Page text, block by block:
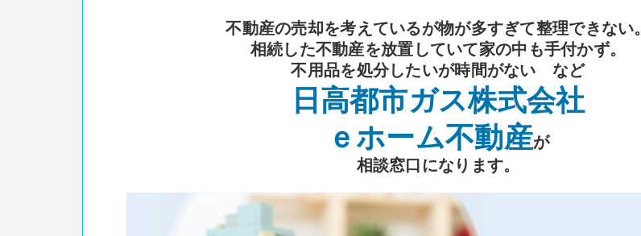
不動産の売却を考えているが物が多すぎて整理できない。
相続した不動産を放置していて家の中も手付かず。
不用品を処分したいが時間がない など
日高都市ガス株式会社
ｅホーム不動産が
相談窓口になります。